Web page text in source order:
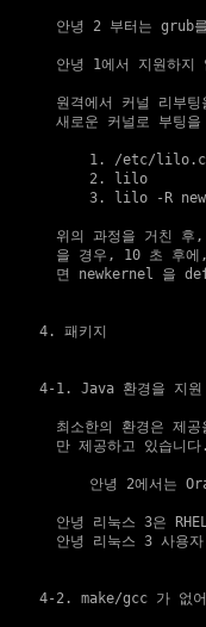
안녕 2 부터는 grub
안녕 1에서 지원하지
원격에서 커널 리부
새로운 커널로 부팅을
1. /etc/
        2. lilo
3. lilo -R
위의 과정을 거친 후
을 경우, 10 초 후에
면 newkernel 을
4. 패키지
4-1. Java 환경을 지원
최소한의 환경은 제
    만 제공하고 있습니다.
안녕 리눅스 3은
안녕 리눅스 3 사용
4-2. make/gcc 가 없어